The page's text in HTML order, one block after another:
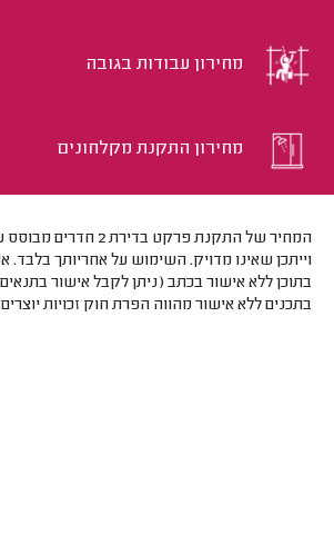
מחירון עבודות בגובה
מחירון התקנת מקלחונים
המחיר של התקנת פרקט
וייתכן שאינו מדויק. השימוש על אחריותך בלבד.
בתוכן ללא אישור בכתב (ניתן לקבל אישור
בתכנים ללא אישור מהווה הפרת חוק זכויות